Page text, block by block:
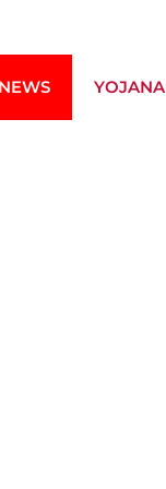
NEWS YOJANA